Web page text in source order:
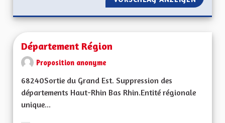
Département Région
Proposition anonyme
68240Sortie du Grand Est. Suppression des
départements Haut-Rhin Bas Rhin.Entité régionale
unique...